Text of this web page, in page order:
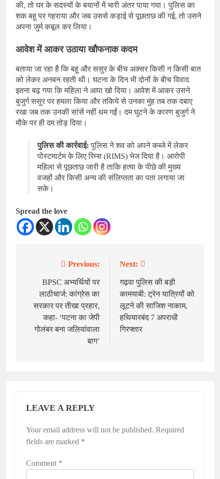
की, तो घर के सदस्यों के बयानों में भारी अंतर पाया गया। पुलिस का
शक बहू पर गहराया और जब उससे कड़ाई से पूछताछ की गई, तो उसने
अपना जुर्म कबूल कर लिया।
आवेश में आकर उठाया खौफनाक कदम
बताया जा रहा है कि बहू और ससुर के बीच अक्सर किसी न किसी बात
को लेकर अनबन रहती थी। घटना के दिन भी दोनों के बीच विवाद
इतना बढ़ गया कि महिला ने आपा खो दिया। आवेश में आकर उसने
बुजुर्ग ससुर पर हमला किया और तकिये से उनका मुंह तब तक दबाए
रखा जब तक उनकी सांसें नहीं थम गईं। दम घुटने के कारण बुजुर्ग ने
मौके पर ही दम तोड़ दिया।
पुलिस की कार्रवाई: पुलिस ने शव को अपने कब्जे में लेकर
पोस्टमार्टम के लिए रिम्स (RIMS) भेज दिया है। आरोपी
महिला से पूछताछ जारी है ताकि हत्या के पीछे की मुख्य
वजहों और किसी अन्य की संलिप्तता का पता लगाया जा
सके।
Spread the love
navigation
Previous:
BPSC अभ्यर्थियों पर
लाठीचार्ज: कांग्रेस का
सरकार पर तीखा प्रहार,
कहा- ‘पटना का जेपी
गोलंबर बना जलियांवाला
बाग’
Next:
गढ़वा पुलिस की बड़ी
कामयाबी: ट्रेन यात्रियों को
लूटने की साजिश नाकाम,
हथियारबंद 7 अपराधी
गिरफ्तार
LEAVE A REPLY
Your email address will not be published. Required
fields are marked *
Comment *